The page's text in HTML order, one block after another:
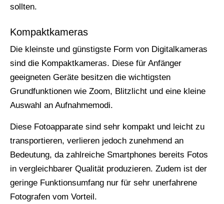
sollten.
Kompaktkameras
Die kleinste und günstigste Form von Digitalkameras
sind die Kompaktkameras. Diese für Anfänger
geeigneten Geräte besitzen die wichtigsten
Grundfunktionen wie Zoom, Blitzlicht und eine kleine
Auswahl an Aufnahmemodi.
Diese Fotoapparate sind sehr kompakt und leicht zu
transportieren, verlieren jedoch zunehmend an
Bedeutung, da zahlreiche Smartphones bereits Fotos
in vergleichbarer Qualität produzieren. Zudem ist der
geringe Funktionsumfang nur für sehr unerfahrene
Fotografen vom Vorteil.